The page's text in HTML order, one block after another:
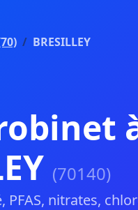
BRESILLEY
(70140)
PFAS, nitrates,